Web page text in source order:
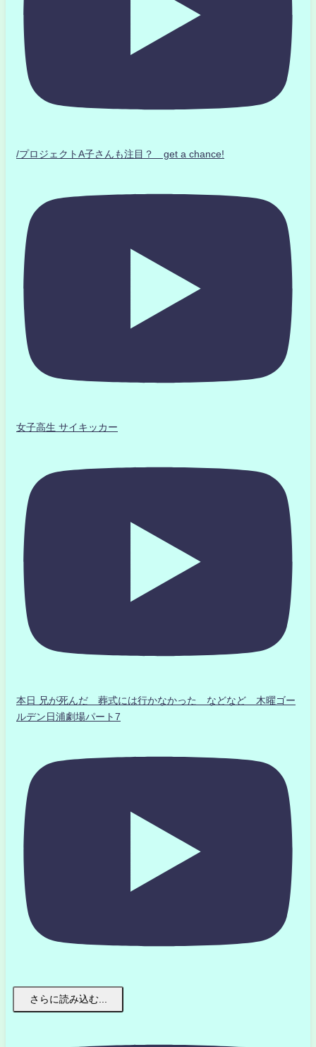
/プロジェクトA子さんも注目？ get a chance!
女子高生 サイキッカー
本日 兄が死んだ 葬式には行かなかった などなど 木曜ゴー
ルデン日浦劇場パート7
さらに読み込む...